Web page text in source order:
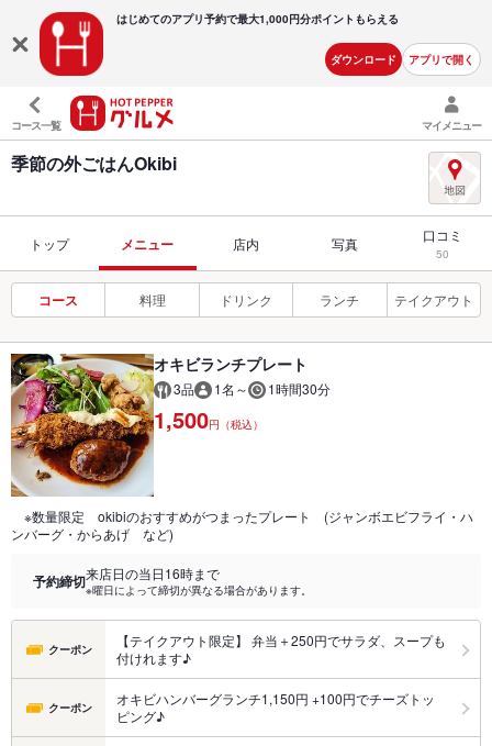
はじめてのアプリ予約で最大1,000円分ポイントもらえる
ダウンロード アプリで開く
コース一覧 マイメニュー
季節の外ごはんOkibi
トップ メニュー 店内 写真 口コミ
50
コース 料理 ドリンク ランチ テイクアウト
オキビランチプレート
3品 1名～ 1時間30分
1,500円（税込）
※数量限定 okibiのおすすめがつまったプレート (ジャンボエビフライ・ハ
ンバーグ・からあげ など)
予約締切来店日の当日16時まで
※曜日によって締切が異なる場合があります。
クーポン
【テイクアウト限定】 弁当＋250円でサラダ、スープも
付けれます♪
クーポン
オキビハンバーグランチ1,150円 +100円でチーズトッ
ピング♪